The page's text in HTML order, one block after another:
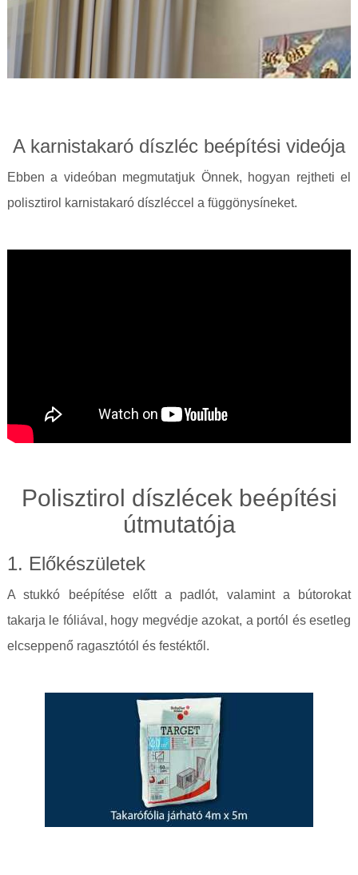
A karnistakaró díszléc beépítési videója
Ebben a videóban megmutatjuk Önnek, hogyan rejtheti el
polisztirol karnistakaró díszléccel a függönysíneket.
Polisztirol díszlécek beépítési
útmutatója
1. Előkészületek
A stukkó beépítése előtt a padlót, valamint a bútorokat
takarja le fóliával, hogy megvédje azokat, a portól és esetleg
elcseppenő ragasztótól és festéktől.